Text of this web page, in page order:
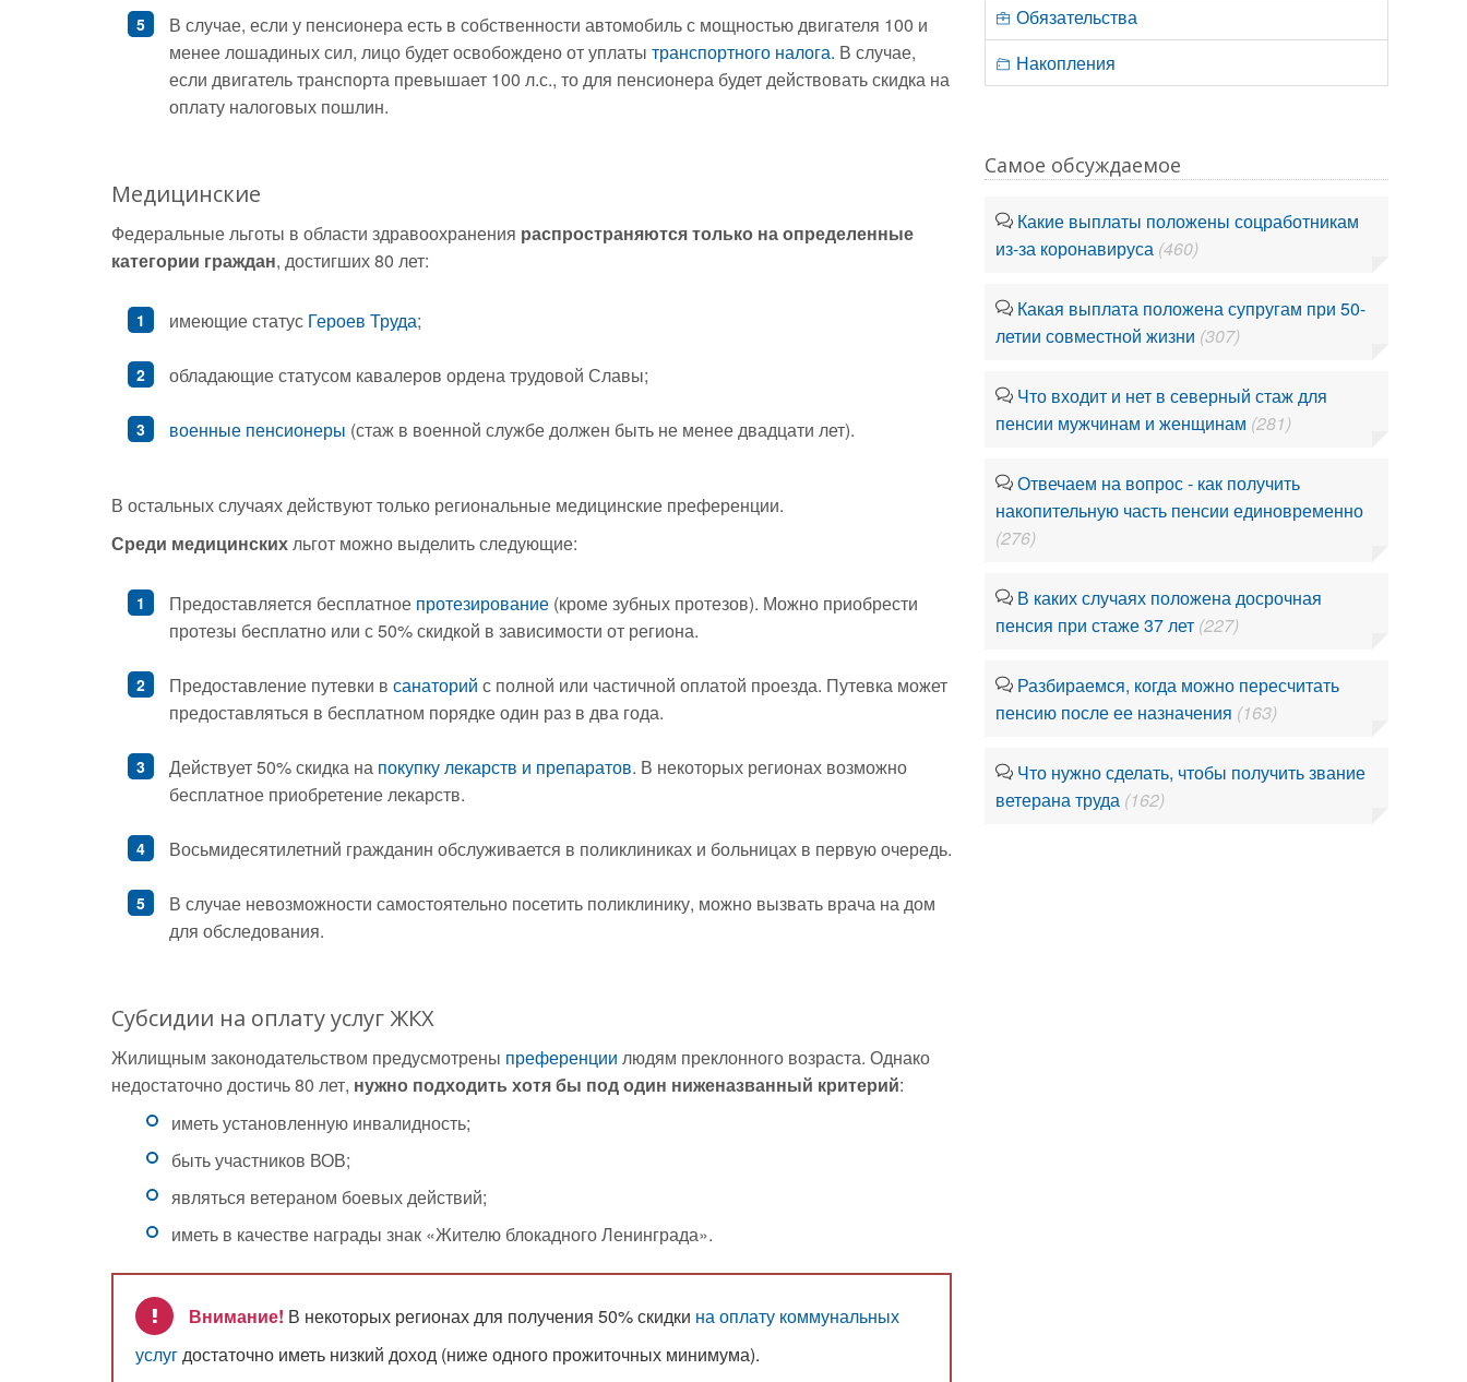
В случае, если у пенсионера есть в собственности автомобиль с мощностью двигателя 100 и
менее лошадиных сил, лицо будет освобождено от уплаты транспортного налога. В случае,
если двигатель транспорта превышает 100 л.с., то для пенсионера будет действовать скидка на
оплату налоговых пошлин.
Медицинские
Федеральные льготы в области здравоохранения распространяются только на определенные
категории граждан, достигших 80 лет:
имеющие статус Героев Труда;
обладающие статусом кавалеров ордена трудовой Славы;
военные пенсионеры (стаж в военной службе должен быть не менее двадцати лет).
В остальных случаях действуют только региональные медицинские преференции.
Среди медицинскихльгот можно выделить следующие:
Предоставляется бесплатное протезирование (кроме зубных протезов). Можно приобрести
протезы бесплатно или с 50% скидкой в зависимости от региона.
Предоставление путевки в санаторий с полной или частичной оплатой проезда. Путевка может
предоставляться в бесплатном порядке один раз в два года.
Действует 50% скидка на покупку лекарств и препаратов. В некоторых регионах возможно
бесплатное приобретение лекарств.
Восьмидесятилетний гражданин обслуживается в поликлиниках и больницах в первую очередь.
В случае невозможности самостоятельно посетить поликлинику, можно вызвать врача на дом
для обследования.
Субсидии на оплату услуг ЖКХ
Жилищным законодательством предусмотрены преференции людям преклонного возраста. Однако
недостаточно достичь 80 лет, нужно подходить хотя бы под один ниженазванный критерий:
иметь установленную инвалидность;
быть участников ВОВ;
являться ветераном боевых действий;
иметь в качестве награды знак «Жителю блокадного Ленинграда».
Внимание! В некоторых регионах для получения 50% скидки на оплату коммунальных
услугдостаточно иметь низкий доход (ниже одного прожиточных минимума).
Обязательства
Накопления
Самое обсуждаемое
Какие выплаты положены соцработникам
из-за коронавируса (460)
Какая выплата положена супругам при 50-
летии совместной жизни (307)
Что входит и нет в северный стаж для
пенсии мужчинам и женщинам (281)
Отвечаем на вопрос - как получить
накопительную часть пенсии единовременно
(276)
В каких случаях положена досрочная
пенсия при стаже 37 лет (227)
Разбираемся, когда можно пересчитать
пенсию после ее назначения (163)
Что нужно сделать, чтобы получить звание
ветерана труда (162)